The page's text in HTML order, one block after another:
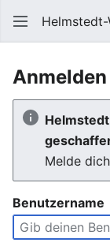
Helmstedt-
Anmelden
Melde
Benutzername